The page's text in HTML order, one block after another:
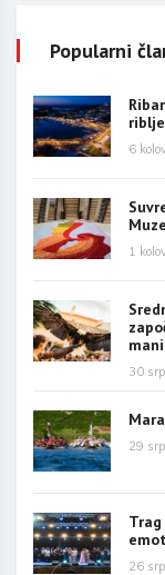
Popularni
6
1
30
29
26